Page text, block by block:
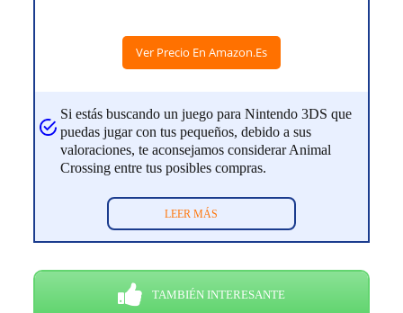
Ver Precio En Amazon.es
Si estás buscando un juego para Nintendo 3DS que
puedas jugar con tus pequeños, debido a sus
valoraciones, te aconsejamos considerar Animal
Crossing entre tus posibles compras.
LEER MÁS
TAMBIÉN INTERESANTE